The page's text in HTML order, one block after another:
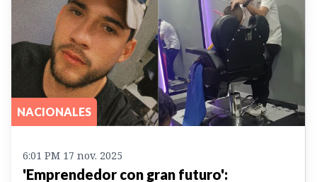
NACIONALES
6:01 PM 17 nov. 2025
'Emprendedor con gran futuro':